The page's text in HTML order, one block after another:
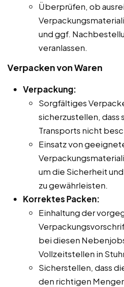
Überprüfen, ob
und ggf.
veranlassen.
Verpacken von Waren
Verpackung:
Sorgfältiges
sicherzustellen, dass
Transports nicht
Einsatz von
um die Sicherheit
zu gewährleisten.
Korrektes Packen:
Einhaltung der
bei diesen
Vollzeitstellen in
Sicherstellen, dass
den richtigen